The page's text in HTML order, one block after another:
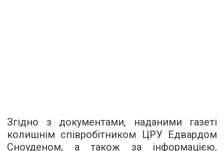
Згідно з документами, наданими газеті
колишнім співробітником ЦРУ Едвардом
Сноуденом, а також за інформацією,